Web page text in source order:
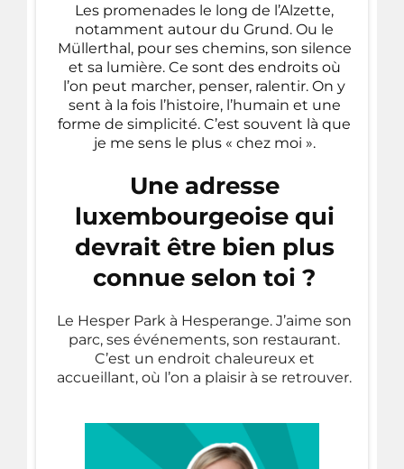
Les promenades le long de l’Alzette,
notamment autour du Grund. Ou le
Müllerthal, pour ses chemins, son silence
et sa lumière. Ce sont des endroits où
l’on peut marcher, penser, ralentir. On y
sent à la fois l’histoire, l’humain et une
forme de simplicité. C’est souvent là que
je me sens le plus « chez moi ».
Une adresse
luxembourgeoise qui
devrait être bien plus
connue selon toi ?
Le Hesper Park à Hesperange. J’aime son
parc, ses événements, son restaurant.
C’est un endroit chaleureux et
accueillant, où l’on a plaisir à se retrouver.